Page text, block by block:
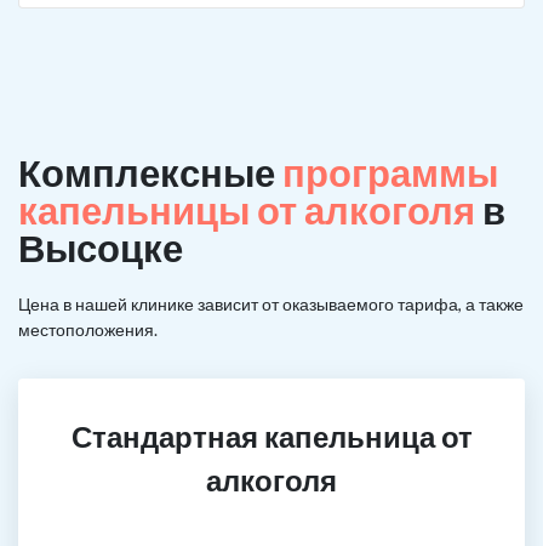
Комплексные программы
капельницы от алкоголя в
Высоцке
Цена в нашей клинике зависит от оказываемого тарифа, а также
местоположения.
Стандартная капельница от
алкоголя